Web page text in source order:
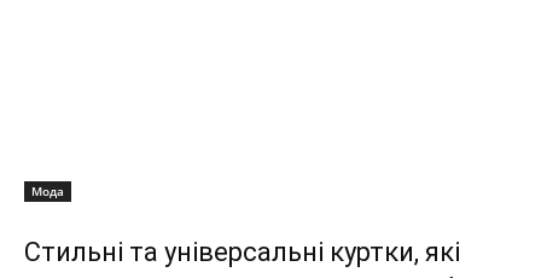
Мода
Стильні та універсальні куртки, які